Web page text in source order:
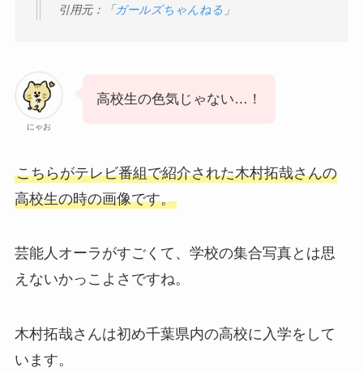
引用元：「 ガールズちゃんねる 」
にゃお
高校生の色気じゃない…！
こちらがテレビ番組で紹介された木村拓哉さんの
高校生の時の画像です。
芸能人オーラがすごくて、学校の集合写真とは思
えないかっこよさですね。
木村拓哉さんは初め千葉県内の高校に入学をして
います。